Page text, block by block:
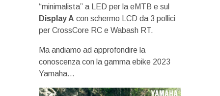
“minimalista” a LED per la eMTB e sul
Display A con schermo LCD da 3 pollici
per CrossCore RC e Wabash RT.
Ma andiamo ad approfondire la
conoscenza con la gamma ebike 2023
Yamaha…